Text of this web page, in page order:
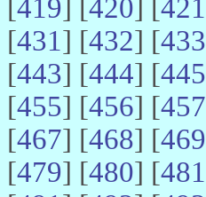
[419] [420] [421
[431] [432] [433
[443] [444] [445
[455] [456] [457
[467] [468] [469
[479] [480] [481